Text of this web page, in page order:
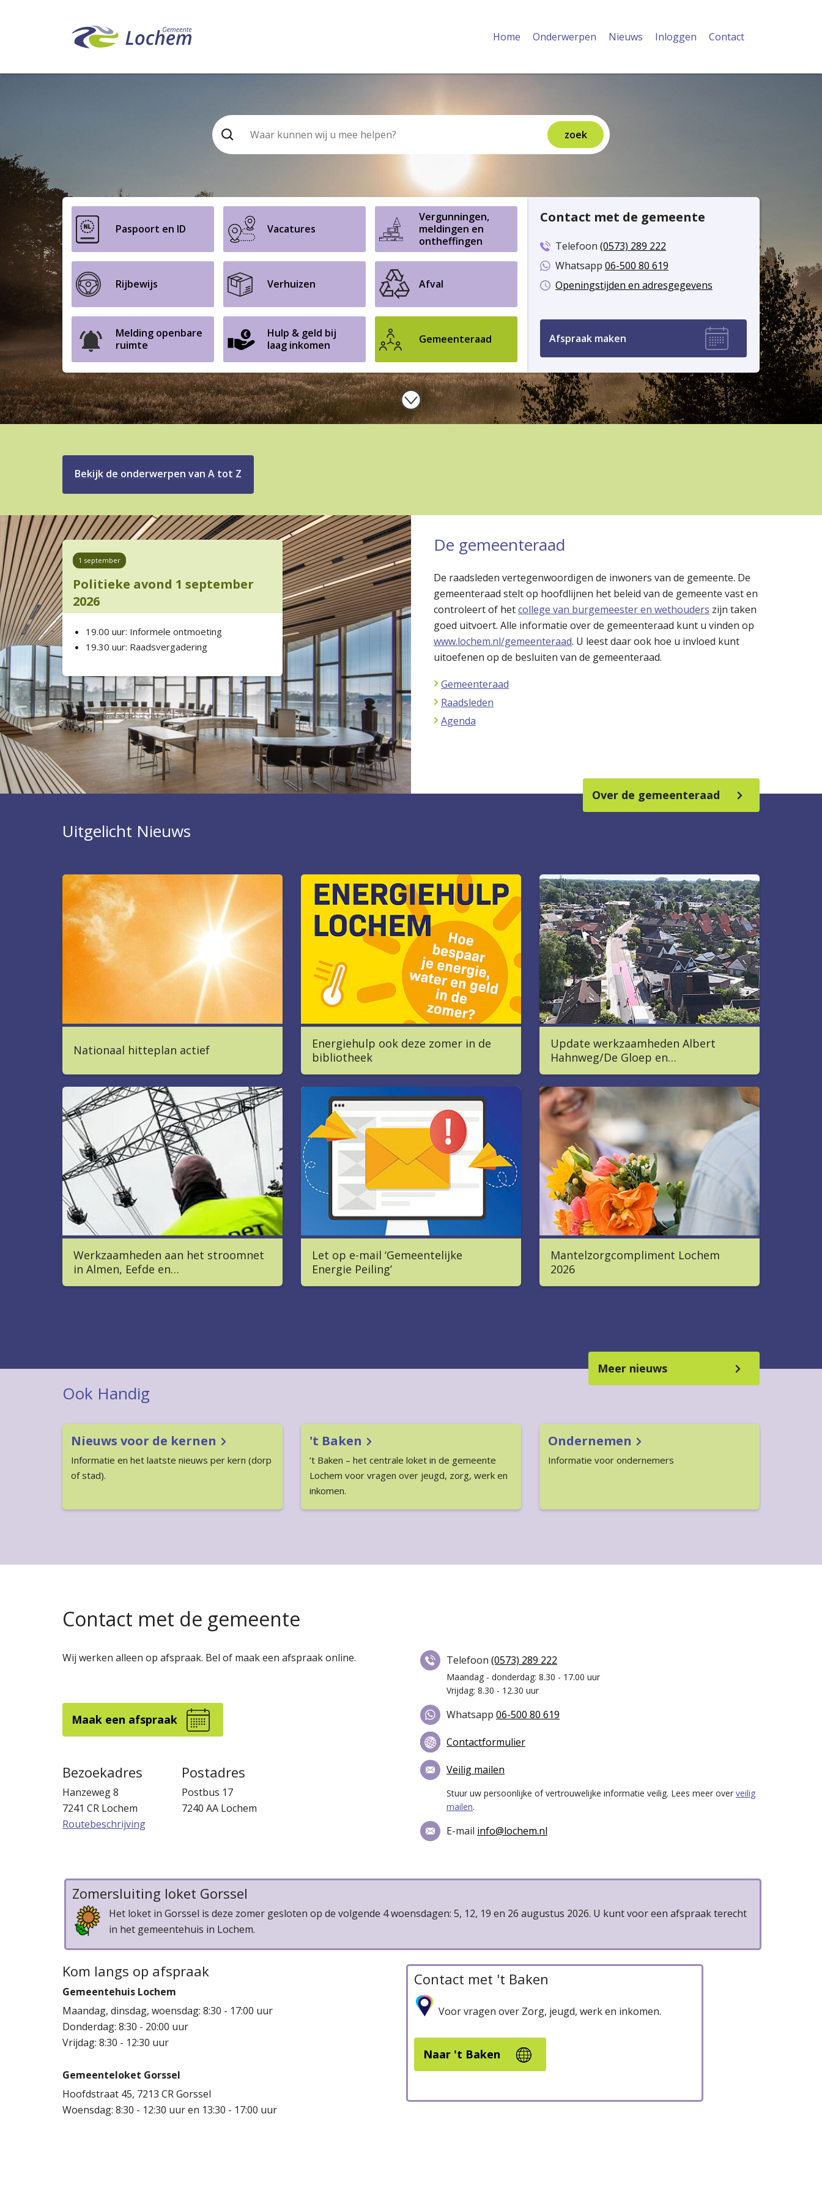
De startpagina van Gemeente Lochem Home Onderwerpen Nieuws Inloggen Contact
Contact met de gemeente
Telefoon (0573) 289 222
Whatsapp 06-500 80 619
Openingstijden en adresgegevens
Afspraak maken
Paspoort en ID Vacatures
Vergunningen,
meldingen en
ontheffingen
Rijbewijs Verhuizen Afval
Melding openbare
ruimte
Hulp & geld bij
laag inkomen
Gemeenteraad
Bekijk de onderwerpen van A tot Z
1 september
Politieke avond 1 september
2026
19.00 uur: Informele ontmoeting
19.30 uur: Raadsvergadering
De gemeenteraad
De raadsleden vertegenwoordigen de inwoners van de gemeente. De
gemeenteraad stelt op hoofdlijnen het beleid van de gemeente vast en
controleert of hetcollege van burgemeester en wethouders zijn taken
goed uitvoert. Alle informatie over de gemeenteraad kunt u vinden op
www.lochem.nl/gemeenteraad. U leest daar ook hoe u invloed kunt
uitoefenen op de besluiten van de gemeenteraad.
Gemeenteraad
Raadsleden
Agenda
Over de gemeenteraad
Nieuws
Nationaal hitteplan actief
Energiehulp ook deze zomer in de
bibliotheek
Update werkzaamheden Albert
Hahnweg/De Gloep en…
Werkzaamheden aan het stroomnet
in Almen, Eefde en…
Let op e-mail ‘Gemeentelijke
Energie Peiling’
Mantelzorgcompliment Lochem
2026
Meer nieuws
Ook Handig
Nieuws voor de kernen
Informatie en het laatste nieuws per kern (dorp
of stad).
't Baken
’t Baken – het centrale loket in de gemeente
Lochem voor vragen over jeugd, zorg, werk en
inkomen.
Ondernemen
Informatie voor ondernemers
Contact met de gemeente
Wij werken alleen op afspraak. Bel of maak een afspraak online.
Maak een afspraak
Bezoekadres
Hanzeweg 8
7241 CR Lochem
Routebeschrijving
Postadres
Postbus 17
7240 AA Lochem
Telefoon (0573) 289 222
Maandag - donderdag: 8.30 - 17.00 uur
Vrijdag: 8.30 - 12.30 uur
Whatsapp 06-500 80 619
Contactformulier
Veilig mailen
Stuur uw persoonlijke of vertrouwelijke informatie veilig. Lees meer over veilig
mailen.
E-mail info@lochem.nl
Zomersluiting loket Gorssel
Het loket in Gorssel is deze zomer gesloten op de volgende 4 woensdagen: 5, 12, 19 en 26 augustus 2026. U kunt voor een afspraak terecht
in het gemeentehuis in Lochem.
Kom langs op afspraak
Gemeentehuis Lochem
Maandag, dinsdag, woensdag: 8:30 - 17:00 uur
Donderdag: 8:30 - 20:00 uur
Vrijdag: 8:30 - 12:30 uur
Gemeenteloket Gorssel
Hoofdstraat 45, 7213 CR Gorssel
Woensdag: 8:30 - 12:30 uur en 13:30 - 17:00 uur
Contact met 't Baken
Voor vragen over Zorg, jeugd, werk en inkomen.
Naar 't Baken